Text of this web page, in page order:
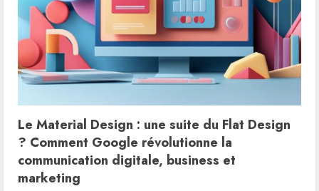
Le Material Design : une suite du Flat Design
? Comment Google révolutionne la
communication digitale, business et
marketing